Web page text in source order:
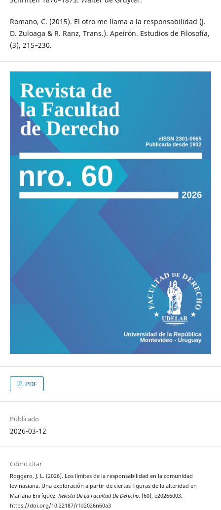
Romano, C. (2015). El otro me llama a la responsabilidad (J.
D. Zuloaga & R. Ranz, Trans.). Apeirón. Estudios de Filosofía,
(3), 215–230.
PDF
Publicado
2026-03-12
Cómo citar
Roggero, J. L. (2026). Los límites de la responsabilidad en la comunidad
levinasiana. Una exploración a partir de ciertas figuras de la alteridad en
Mariana Enríquez. Revista De La Facultad De Derecho, (60), e20266003.
https://doi.org/10.22187/rfd2026n60a3